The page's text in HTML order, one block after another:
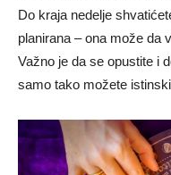
Do kraja nedelje
planirana – ona može da
Važno je da se opustite i
samo tako možete